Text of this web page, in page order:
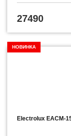
27490
НОВИНКА
Electrolux EACM-